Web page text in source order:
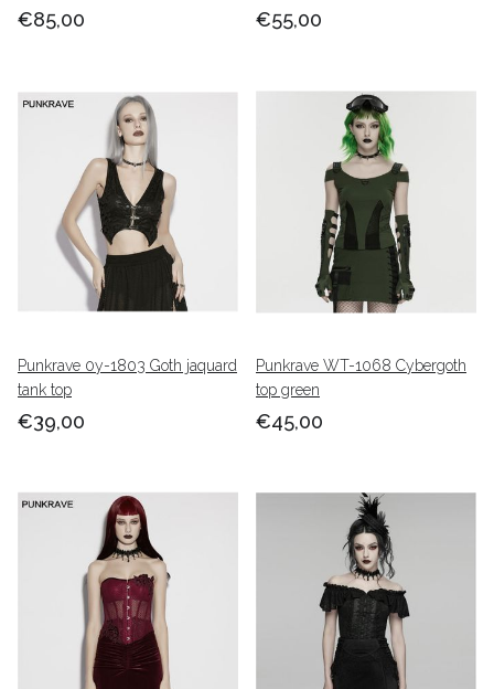
€85,00 €55,00
Punkrave 0y-1803 Goth jaquard
tank top
€39,00
Punkrave WT-1068 Cybergoth
top green
€45,00